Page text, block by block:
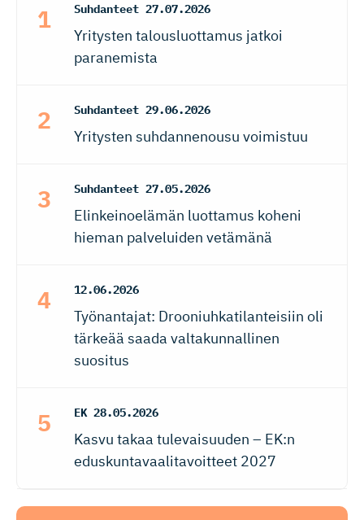
Suhdanteet 27.07.2026
Yritysten talousluottamus jatkoi
paranemista
Suhdanteet 29.06.2026
Yritysten suhdannenousu voimistuu
Suhdanteet 27.05.2026
Elinkeinoelämän luottamus koheni
hieman palveluiden vetämänä
12.06.2026
Työnantajat: Drooniuhkatilanteisiin oli
tärkeää saada valtakunnallinen
suositus
EK 28.05.2026
Kasvu takaa tulevaisuuden – EK:n
eduskuntavaalitavoitteet 2027